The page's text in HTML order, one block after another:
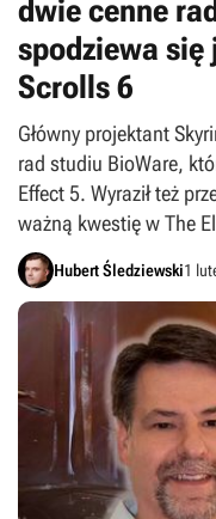
dwie cenne
spodziewa się
Scrolls 6
Główny projektant
rad studiu BioWare,
Effect 5. Wyraził też
ważną kwestię w The
Hubert Śledziewski1